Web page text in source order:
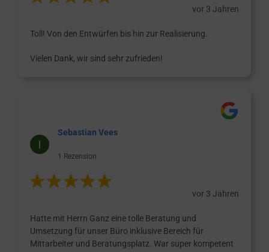
vor 3 Jahren
Toll! Von den Entwürfen bis hin zur Realisierung.
Vielen Dank, wir sind sehr zufrieden!
Sebastian Vees
1 Rezension
vor 3 Jahren
Hatte mit Herrn Ganz eine tolle Beratung und
Umsetzung für unser Büro inklusive Bereich für
Mittarbeiter und Beratungsplatz. War super kompetent